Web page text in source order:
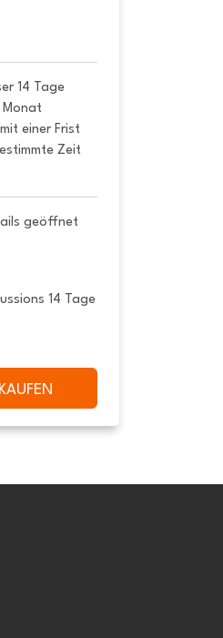
14 Tage
Monat
einer Frist
Zeit
geöffnet
14 Tage